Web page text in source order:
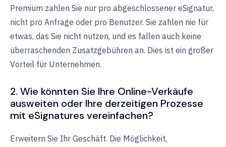
Premium zahlen Sie nur pro abgeschlossener eSignatur,
nicht pro Anfrage oder pro Benutzer. Sie zahlen nie für
etwas, das Sie nicht nutzen, und es fallen auch keine
überraschenden Zusatzgebühren an. Dies ist ein großer
Vorteil für Unternehmen.
2. Wie könnten Sie Ihre Online-Verkäufe
ausweiten oder Ihre derzeitigen Prozesse
mit eSignatures vereinfachen?
Erweitern Sie Ihr Geschäft. Die Möglichkeit,